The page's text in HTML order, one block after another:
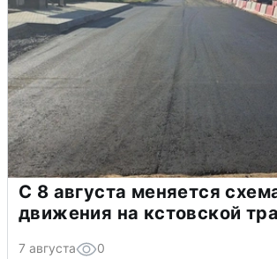
С 8 августа меняется
движения на кстовской
7 августа 0